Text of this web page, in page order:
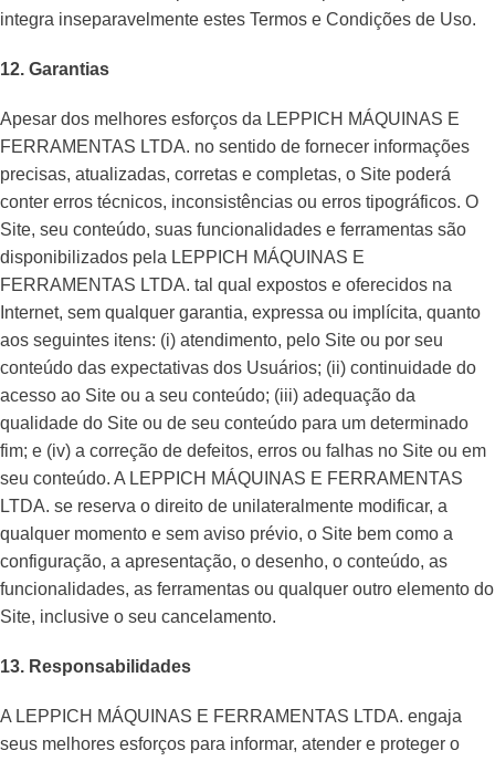
integra inseparavelmente estes Termos e Condições de Uso.
12. Garantias
Apesar dos melhores esforços da LEPPICH MÁQUINAS E
FERRAMENTAS LTDA. no sentido de fornecer informações
precisas, atualizadas, corretas e completas, o Site poderá
conter erros técnicos, inconsistências ou erros tipográficos. O
Site, seu conteúdo, suas funcionalidades e ferramentas são
disponibilizados pela LEPPICH MÁQUINAS E
FERRAMENTAS LTDA. tal qual expostos e oferecidos na
Internet, sem qualquer garantia, expressa ou implícita, quanto
aos seguintes itens: (i) atendimento, pelo Site ou por seu
conteúdo das expectativas dos Usuários; (ii) continuidade do
acesso ao Site ou a seu conteúdo; (iii) adequação da
qualidade do Site ou de seu conteúdo para um determinado
fim; e (iv) a correção de defeitos, erros ou falhas no Site ou em
seu conteúdo. A LEPPICH MÁQUINAS E FERRAMENTAS
LTDA. se reserva o direito de unilateralmente modificar, a
qualquer momento e sem aviso prévio, o Site bem como a
configuração, a apresentação, o desenho, o conteúdo, as
funcionalidades, as ferramentas ou qualquer outro elemento do
Site, inclusive o seu cancelamento.
13. Responsabilidades
A LEPPICH MÁQUINAS E FERRAMENTAS LTDA. engaja
seus melhores esforços para informar, atender e proteger o